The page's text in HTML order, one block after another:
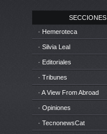
SECCIONES
· Hemeroteca
· Silvia Leal
· Editoriales
· Tribunes
· A View From Abroad
· Opiniones
· TecnonewsCat